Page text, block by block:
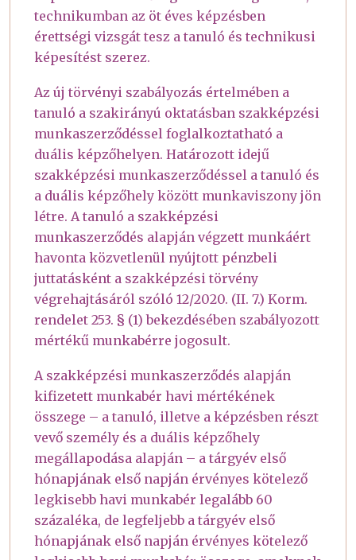
technikumban az öt éves képzésben
érettségi vizsgát tesz a tanuló és technikusi
képesítést szerez.
Az új törvényi szabályozás értelmében a
tanuló a szakirányú oktatásban szakképzési
munkaszerződéssel foglalkoztatható a
duális képzőhelyen. Határozott idejű
szakképzési munkaszerződéssel a tanuló és
a duális képzőhely között munkaviszony jön
létre. A tanuló a szakképzési
munkaszerződés alapján végzett munkáért
havonta közvetlenül nyújtott pénzbeli
juttatásként a szakképzési törvény
végrehajtásáról szóló 12/2020. (II. 7.) Korm.
rendelet 253. § (1) bekezdésében szabályozott
mértékű munkabérre jogosult.
A szakképzési munkaszerződés alapján
kifizetett munkabér havi mértékének
összege – a tanuló, illetve a képzésben részt
vevő személy és a duális képzőhely
megállapodása alapján – a tárgyév első
hónapjának első napján érvényes kötelező
legkisebb havi munkabér legalább 60
százaléka, de legfeljebb a tárgyév első
hónapjának első napján érvényes kötelező